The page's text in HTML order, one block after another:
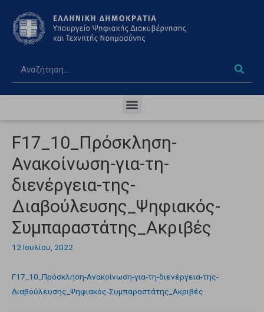
F17_10_Πρόσκληση-
Ανακοίνωση-για-τη-
διενέργεια-της-
Διαβούλευσης_Ψηφιακός-
Συμπαραστάτης_Ακριβές
12 Ιουλίου, 2022
F17_10_Πρόσκληση-Ανακοίνωση-για-τη-διενέργεια-της-
Διαβούλευσης_Ψηφιακός-Συμπαραστάτης_Ακριβές